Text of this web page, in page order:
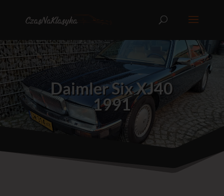
Daimler Six XJ40
1991